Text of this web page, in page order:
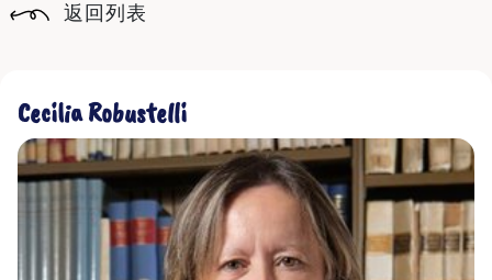
我們的網絡
我們的社區
返回列表
Cecilia Robustelli